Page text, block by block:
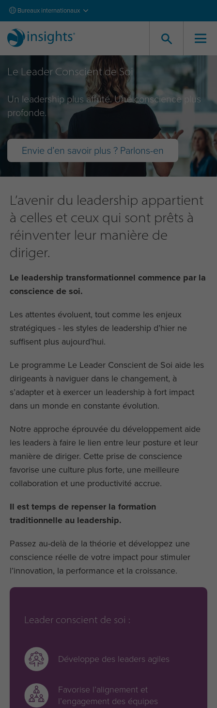
Bureaux internationaux
Le Leader Conscient de Soi
Un leadership plus affûté. Une conscience plus
profonde.
Envie d’en savoir plus ? Parlons-en
L’avenir du leadership appartient
à celles et ceux qui sont prêts à
réinventer leur manière de
diriger.
Le leadership transformationnel commence par la
conscience de soi.
Les attentes évoluent, tout comme les enjeux
stratégiques - les styles de leadership d’hier ne
suffisent plus aujourd’hui.
Le programme Le Leader Conscient de Soi aide les
dirigeants à naviguer dans le changement, à
s’adapter et à exercer un leadership à fort impact
dans un monde en constante évolution.
Notre approche éprouvée du développement aide
les leaders à faire le lien entre leur posture et leur
manière de diriger. Cette prise de conscience
favorise une culture plus forte, une meilleure
collaboration et une productivité accrue.
Il est temps de repenser la formation
traditionnelle au leadership.
Passez au-delà de la théorie et développez une
conscience réelle de votre impact pour stimuler
l’innovation, la performance et la croissance.
Leader conscient de soi :
Développe des leaders agiles
Favorise l’alignement et
l’engagement des équipes